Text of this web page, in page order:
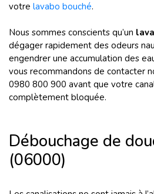
votre lavabo bouché.
Nous sommes conscients qu’un
dégager rapidement des odeurs
engendrer une accumulation des
vous recommandons de contacter
0980 800 900 avant que votre
complètement bloquée.
Débouchage de
(06000)